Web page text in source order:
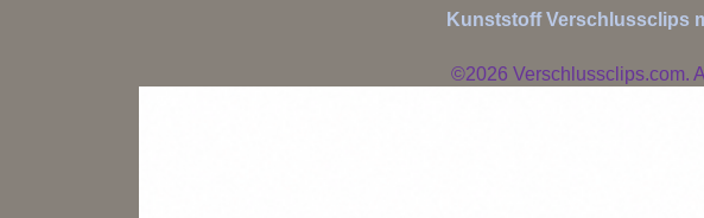
Kunststoff Verschlussclips
©2026 Verschlussclips.com.